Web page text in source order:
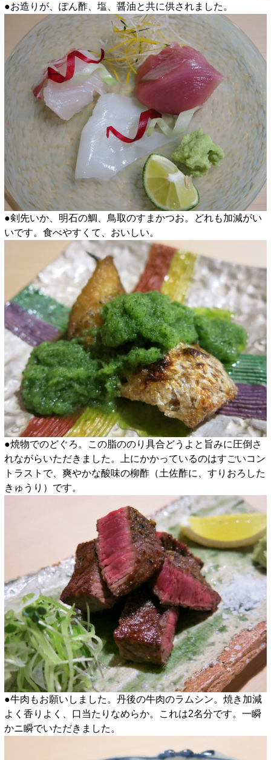
●お造りが、ぽん酢、塩、醤油と共に供されました。
●剣先いか、明石の鯛、鳥取のすまかつお。どれも加減がい
いです。食べやすくて、おいしい。
●焼物でのどぐろ。この脂ののり具合どうよと旨みに圧倒さ
れながらいただきました。上にかかっているのはすごいコン
トラストで、爽やかな酸味の柳酢（土佐酢に、すりおろした
きゅうり）です。
●牛肉もお願いしました。丹後の牛肉のラムシン。焼き加減
よく香りよく、口当たりなめらか。これは2名分です。一瞬
かニ瞬でいただきました。